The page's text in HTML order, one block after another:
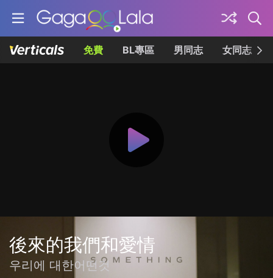
免費 BL專區 男同志 女同志
後來的我們和愛情
우리에 대한어떤것